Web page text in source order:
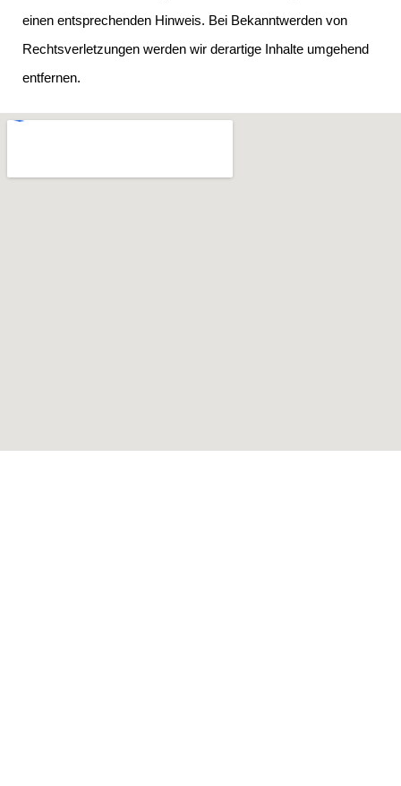
einen entsprechenden Hinweis. Bei Bekanntwerden von
Rechtsverletzungen werden wir derartige Inhalte umgehend
entfernen.